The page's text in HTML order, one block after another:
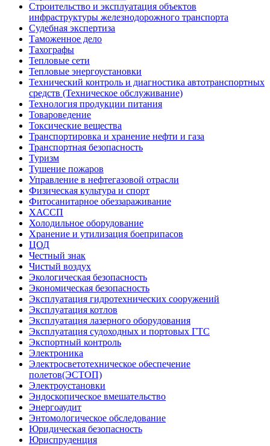
Строительство и эксплуатация объектов
инфраструктуры железнодорожного транспорта
Судебная экспертиза
Таможенное дело
Тахографы
Тепловые сети
Тепловые энергоустановки
Технический контроль и диагностика автотранспортных
средств (Техническое обслуживание)
Технология продукции питания
Товароведение
Токсические вещества
Транспортировка и хранение нефти и газа
Транспортная безопасность
Туризм
Тушение пожаров
Управление в нефтегазовой отрасли
Физическая культура и спорт
Фитосанитарное обеззараживание
ХАССП
Холодильное оборудование
Хранение и утилизация боеприпасов
ЦОД
Честный знак
Чистый воздух
Экологическая безопасность
Экономическая безопасность
Эксплуатация гидротехнических сооружений
Эксплуатация котлов
Эксплуатация лазерного оборудования
Эксплуатация судоходных и портовых ГТС
Экспортный контроль
Электроника
Электросветотехническое обеспечение
полетов(ЭСТОП)
Электроустановки
Эндоскопическое вмешательство
Энергоаудит
Энтомологическое обследование
Юридическая безопасность
Юриспруденция